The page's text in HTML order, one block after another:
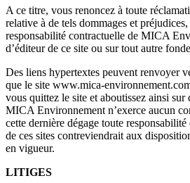
A ce titre, vous renoncez à toute
relative à de tels dommages et
responsabilité contractuelle de MICA
d’éditeur de ce site ou sur tout autre
Des liens hypertextes peuvent renvoyer
que le site www.mica-
vous quittez le site et aboutissez ainsi sur
MICA Environnement n’exerce aucun
cette dernière dégage toute
de ces sites contreviendrait aux
en vigueur.
LITIGES